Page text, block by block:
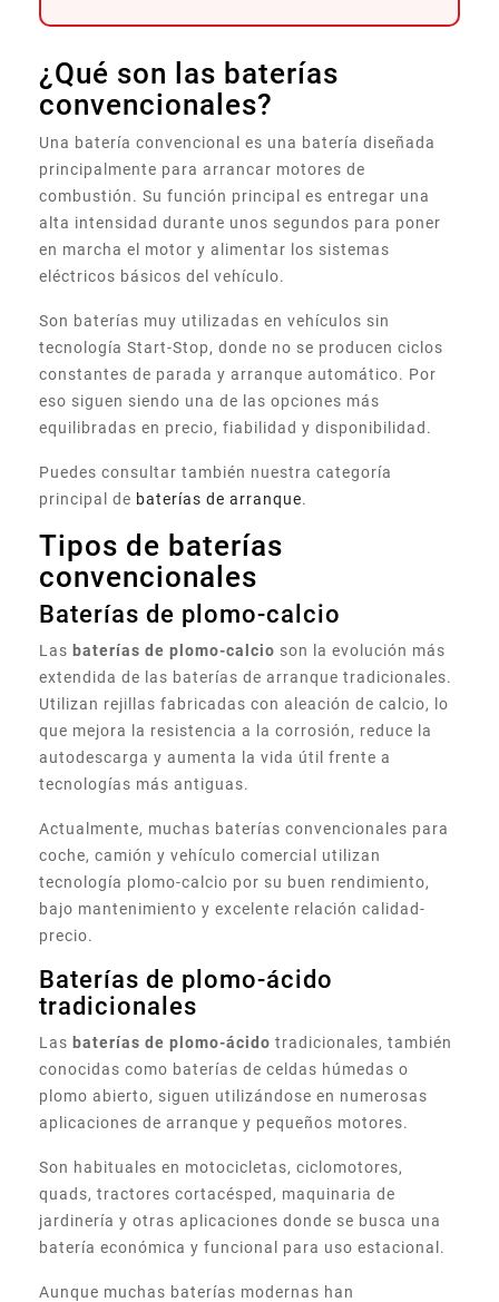
¿Qué son las baterías
convencionales?
Una batería convencional es una batería diseñada
principalmente para arrancar motores de
combustión. Su función principal es entregar una
alta intensidad durante unos segundos para poner
en marcha el motor y alimentar los sistemas
eléctricos básicos del vehículo.
Son baterías muy utilizadas en vehículos sin
tecnología Start-Stop, donde no se producen ciclos
constantes de parada y arranque automático. Por
eso siguen siendo una de las opciones más
equilibradas en precio, fiabilidad y disponibilidad.
Puedes consultar también nuestra categoría
principal de baterías de arranque.
Tipos de baterías
convencionales
Baterías de plomo-calcio
Las baterías de plomo-calcio son la evolución más
extendida de las baterías de arranque tradicionales.
Utilizan rejillas fabricadas con aleación de calcio, lo
que mejora la resistencia a la corrosión, reduce la
autodescarga y aumenta la vida útil frente a
tecnologías más antiguas.
Actualmente, muchas baterías convencionales para
coche, camión y vehículo comercial utilizan
tecnología plomo-calcio por su buen rendimiento,
bajo mantenimiento y excelente relación calidad-
precio.
Baterías de plomo-ácido
tradicionales
Las baterías de plomo-ácido tradicionales, también
conocidas como baterías de celdas húmedas o
plomo abierto, siguen utilizándose en numerosas
aplicaciones de arranque y pequeños motores.
Son habituales en motocicletas, ciclomotores,
quads, tractores cortacésped, maquinaria de
jardinería y otras aplicaciones donde se busca una
batería económica y funcional para uso estacional.
Aunque muchas baterías modernas han